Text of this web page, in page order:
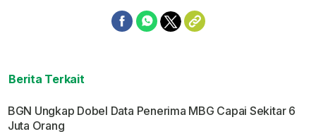
Berita Terkait
BGN Ungkap Dobel Data Penerima MBG Capai Sekitar 6
Juta Orang